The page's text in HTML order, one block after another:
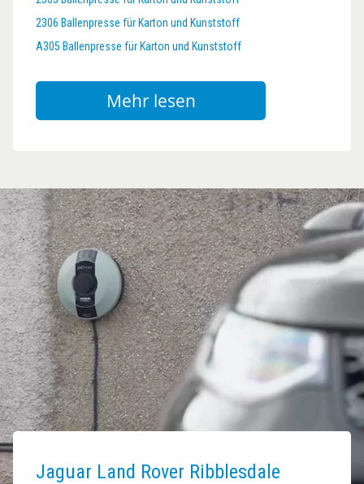
2306 Ballenpresse für Karton und Kunststoff
A305 Ballenpresse für Karton und Kunststoff
Mehr lesen
Jaguar Land Rover Ribblesdale